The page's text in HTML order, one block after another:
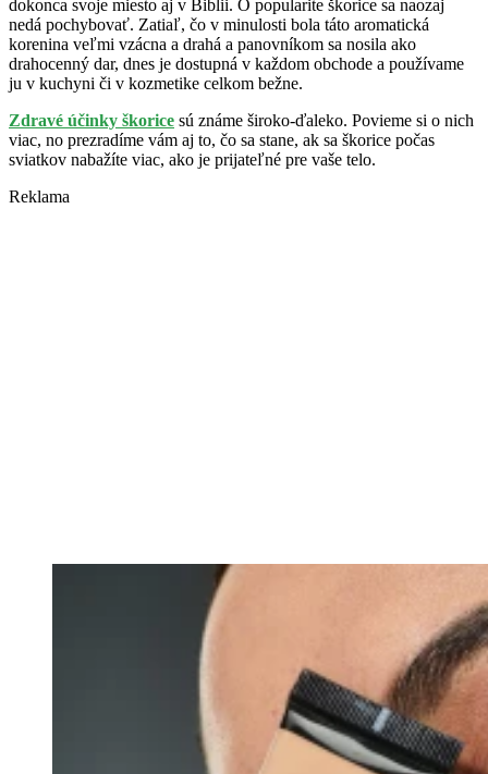
dokonca svoje miesto aj v Biblii. O popularite škorice sa naozaj
nedá pochybovať. Zatiaľ, čo v minulosti bola táto aromatická
korenina veľmi vzácna a drahá a panovníkom sa nosila ako
drahocenný dar, dnes je dostupná v každom obchode a používame
ju v kuchyni či v kozmetike celkom bežne.
Zdravé účinky škorice sú známe široko-ďaleko. Povieme si o nich
viac, no prezradíme vám aj to, čo sa stane, ak sa škorice počas
sviatkov nabažíte viac, ako je prijateľné pre vaše telo.
Reklama